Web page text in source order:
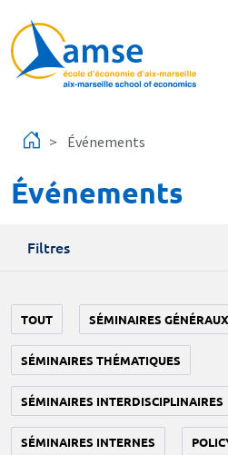
Événements
Événements
Filtres
TOUT SÉMINAIRES GÉNÉRAUX
SÉMINAIRES THÉMATIQUES
SÉMINAIRES INTERDISCIPLINAIRES
SÉMINAIRES INTERNES